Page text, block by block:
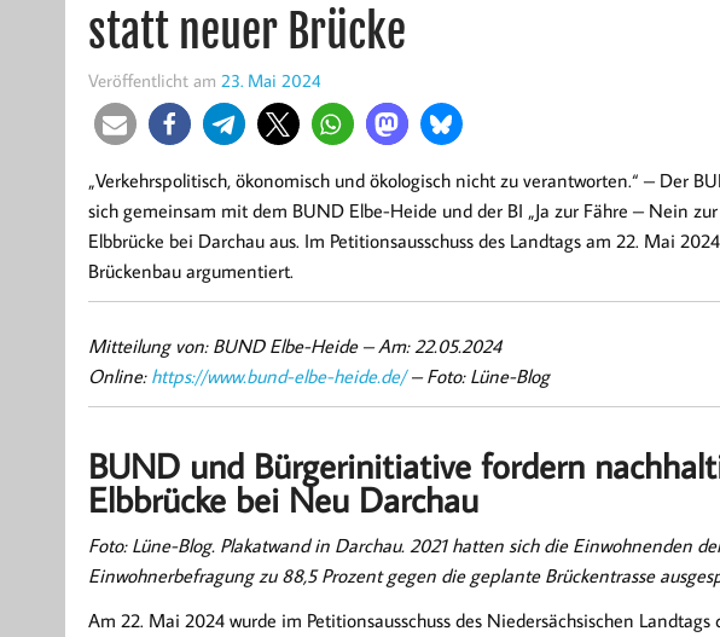
statt neuer Brücke
Veröffentlicht am 23. Mai 2024
„Verkehrspolitisch, ökonomisch und ökologisch nicht zu verantworten.“ – Der
sich gemeinsam mit dem BUND Elbe-Heide und der BI „Ja zur Fähre – Nein
Elbbrücke bei Darchau aus. Im Petitionsausschuss des Landtags am 22. Mai
Brückenbau argumentiert.
Mitteilung von: BUND Elbe-Heide –Am: 22.05.2024
Online: https://www.bund-elbe-heide.de/– Foto: Lüne-Blog
BUND und Bürgerinitiative fordern
Elbbrücke bei Neu Darchau
Foto: Lüne-Blog. Plakatwand in Darchau. 2021 hatten sich die Einwohnenden
Einwohnerbefragung zu 88,5 Prozent gegen die geplante Brückentrasse
Am 22. Mai 2024 wurde im Petitionsausschuss des Niedersächsischen